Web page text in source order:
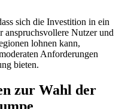
sich die Investition in ein
anspruchsvollere Nutzer und
lohnen kann,
Anforderungen
bieten.
zur Wahl der